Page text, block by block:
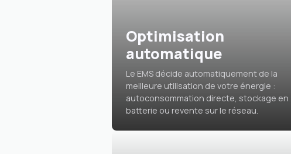
Optimisation
automatique
Le EMS décide automatiquement de la
meilleure utilisation de votre énergie :
autoconsommation directe, stockage en
batterie ou revente sur le réseau.